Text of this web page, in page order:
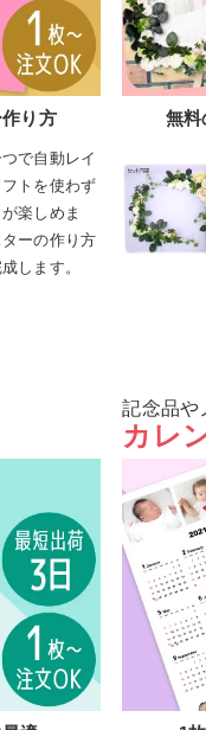
り方
で自動レイ
トを使わず
楽しめま
ーの作り方
します。
無料
記念品や
カレ